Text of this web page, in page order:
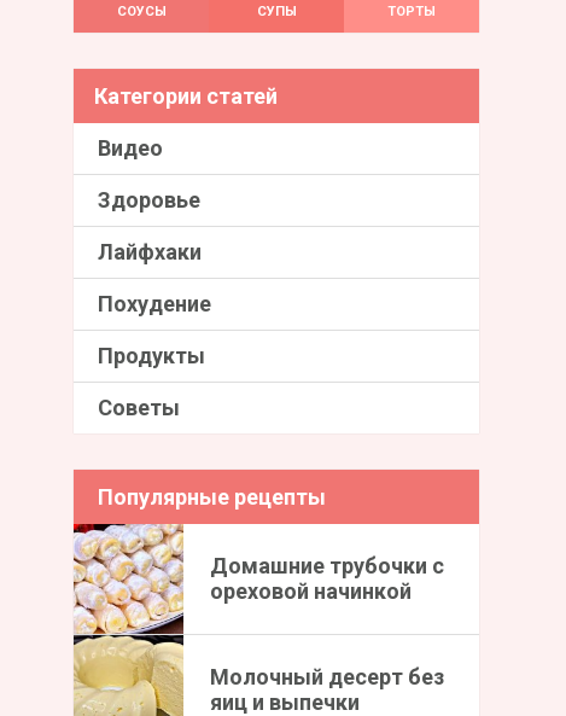
СОУСЫ СУПЫ ТОРТЫ
Категории статей
Видео
Здоровье
Лайфхаки
Похудение
Продукты
Советы
Популярные рецепты
Домашние трубочки с
ореховой начинкой
Молочный десерт без
яиц и выпечки